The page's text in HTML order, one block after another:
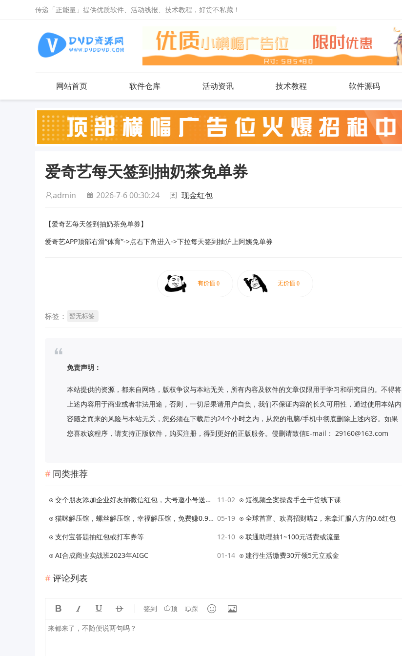
传递「正能量」提供优质软件、活动线报、技术教程，好货不私藏！
网站首页 软件仓库 活动资讯 技术教程 软件源码
爱奇艺每天签到抽奶茶免单券
admin 2026-7-6 00:30:24 现金红包
【爱奇艺每天签到抽奶茶免单券】
爱奇艺APP顶部右滑“体育”->点右下角进入->下拉每天签到抽沪上阿姨免单券
标签： 暂无标签
免责声明：
本站提供的资源，都来自网络，版权争议与本站无关，所有内容及软件的文章仅限用于学习和研究目的。不得将
上述内容用于商业或者非法用途，否则，一切后果请用户自负，我们不保证内容的长久可用性，通过使用本站内
容随之而来的风险与本站无关，您必须在下载后的24个小时之内，从您的电脑/手机中彻底删除上述内容。如果
您喜欢该程序，请支持正版软件，购买注册，得到更好的正版服务。侵删请致信E-mail： 29160@163.com
同类推荐
交个朋友添加企业好友抽微信红包，大号邀小号送抽奖机会 11-02 短视频全案操盘手全干货线下课
猫咪解压馆，螺丝解压馆，幸福解压馆，免费赚0.9元！ 05-19 全球首富、欢喜招财喵2，来拿汇服八方的0.6红包
支付宝答题抽红包或打车券等
12-10 联通助理抽1~100元话费或流量
AI合成商业实战班2023年AIGC
01-14 建行生活缴费30亓领5元立减金
评论列表
    签到 顶 踩  